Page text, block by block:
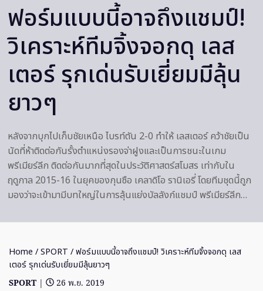
ฟอร์มแบบนี้อาจถึงแชมป์!
วิเคราะห์ทีมจิ้งจอกดุ เลส
เตอร์ รุกเด่นรับเยี่ยมมีลุ้น
ยาวๆ
หลังจากบุกไปเก็บชัยเหนือ ไบรท์ตัน 2-0 ทำให้ เลสเตอร์ คว้าชัยเป็น
นัดที่ห้าติดต่อกันรั้งตำแหน่งรองจ่าฝูงและเป็นการชนะในเกม
พรีเมียร์ลีก ติดต่อกันมากที่สุดในประวัติศาสตร์สโมสร เท่ากับใน
ฤดูกาล 2015-16 ในยุคของกุนซือ เคลาดิโอ รานิเอรี่ โดยทีมชุดนี้ถูก
มองว่าจะเข้ามามีบทใหญ่ในการลุ้นแย่งบัลลังก์แชมป์ พรีเมียร์ลีก…
Home /SPORT / ฟอร์มแบบนี้อาจถึงแชมป์! วิเคราะห์ทีมจิ้งจอกดุ เลส
เตอร์ รุกเด่นรับเยี่ยมมีลุ้นยาวๆ
SPORT |
26 พ.ย. 2019